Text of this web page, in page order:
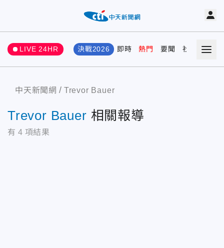
LIVE 24HR 決戰2026 即時 熱門 要聞 社會 娛樂
中天新聞網 Trevor Bauer
Trevor Bauer 相關報導
有 4 項結果